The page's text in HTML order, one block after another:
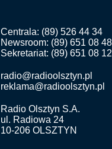
Centrala: (89) 526 44 34
Newsroom: (89) 651 08 48
Sekretariat: (89) 651 08 12
radio@radioolsztyn.pl
reklama@radioolsztyn.pl
Radio Olsztyn S.A.
ul. Radiowa 24
10-206 OLSZTYN